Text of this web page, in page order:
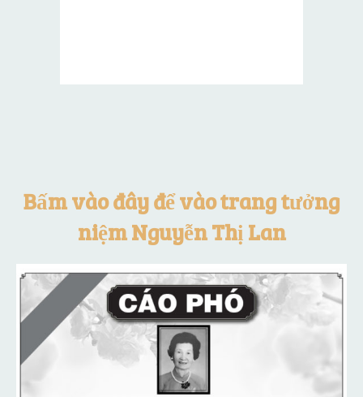
Bấm vào đây để vào trang tưởng
niệm Nguyễn Thị Lan